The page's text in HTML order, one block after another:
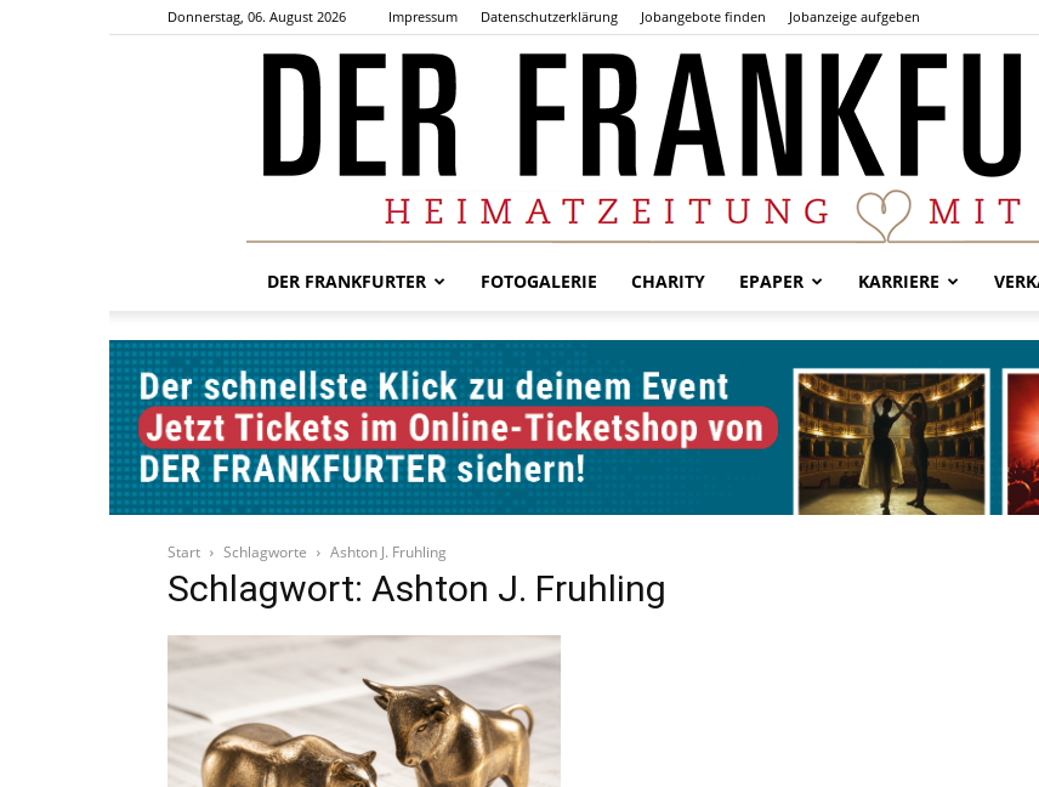
Donnerstag, 06. August 2026 Impressum Datenschutzerklärung Jobangebote finden Jobanzeige aufgeben
Frankfurter
DER FRANKFURTER FOTOGALERIE CHARITY EPAPER KARRIERE
Start Schlagworte Ashton J. Fruhling
Schlagwort: Ashton J. Fruhling